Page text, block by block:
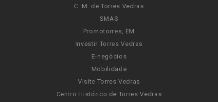
C. M. de Torres Vedras
SMAS
Promotorres, EM
Investir Torres Vedras
E-negócios
Mobilidade
Visite Torres Vedras
Centro Histórico de Torres Vedras